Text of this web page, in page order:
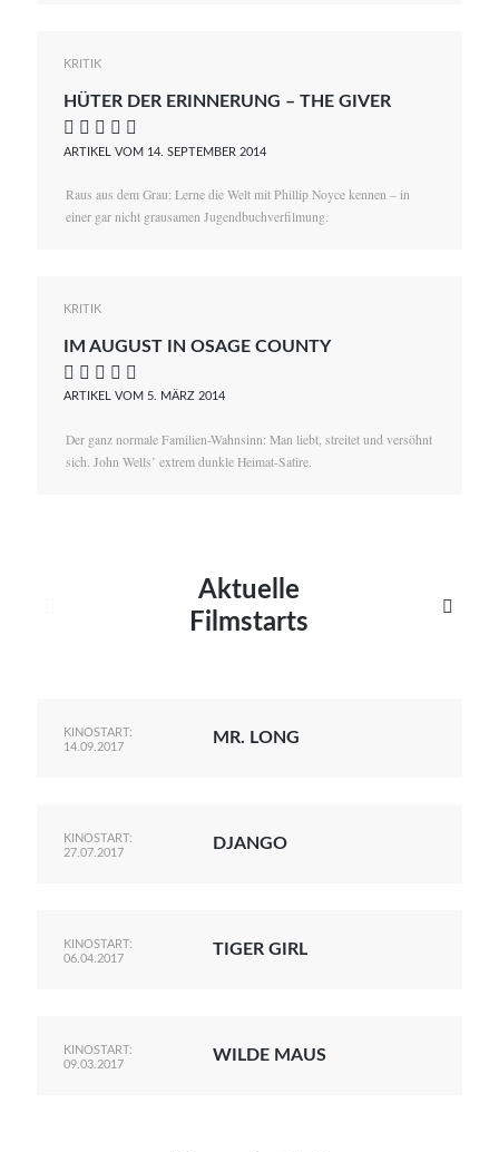
KRITIK
HÜTER DER ERINNERUNG – THE GIVER
    
ARTIKEL VOM 14. SEPTEMBER 2014
Raus aus dem Grau: Lerne die Welt mit Phillip Noyce kennen – in
einer gar nicht grausamen Jugendbuchverfilmung.
KRITIK
IM AUGUST IN OSAGE COUNTY
    
ARTIKEL VOM 5. MÄRZ 2014
Der ganz normale Familien-Wahnsinn: Man liebt, streitet und versöhnt
sich. John Wells’ extrem dunkle Heimat-Satire.
Aktuelle
Filmstarts

KINOSTART:
14.09.2017
MR. LONG
KINOSTART:
27.07.2017
DJANGO
KINOSTART:
06.04.2017
TIGER GIRL
KINOSTART:
09.03.2017
WILDE MAUS